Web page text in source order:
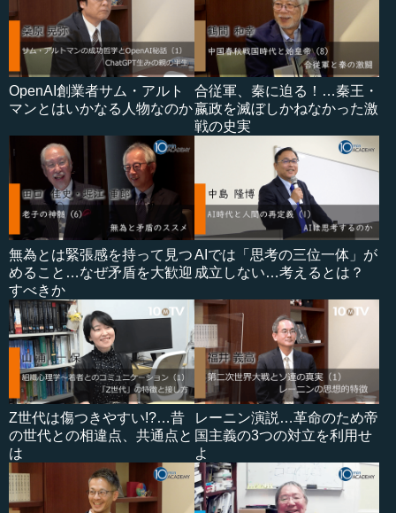
OpenAI創業者サム・アルト
マンとはいかなる人物なのか
合従軍、秦に迫る！…秦王・
嬴政を滅ぼしかねなかった激
戦の史実
無為とは緊張感を持って見つ
めること…なぜ矛盾を大歓迎
すべきか
AIでは「思考の三位一体」が
成立しない…考えるとは？
Z世代は傷つきやすい!?…昔
の世代との相違点、共通点と
は
レーニン演説…革命のため帝
国主義の3つの対立を利用せ
よ